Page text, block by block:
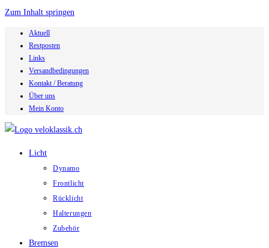
Zum Inhalt springen
Aktuell
Restposten
Links
Versandbedingungen
Kontakt / Beratung
Über uns
Mein Konto
Licht
Dynamo
Frontlicht
Rücklicht
Halterungen
Zubehör
Bremsen